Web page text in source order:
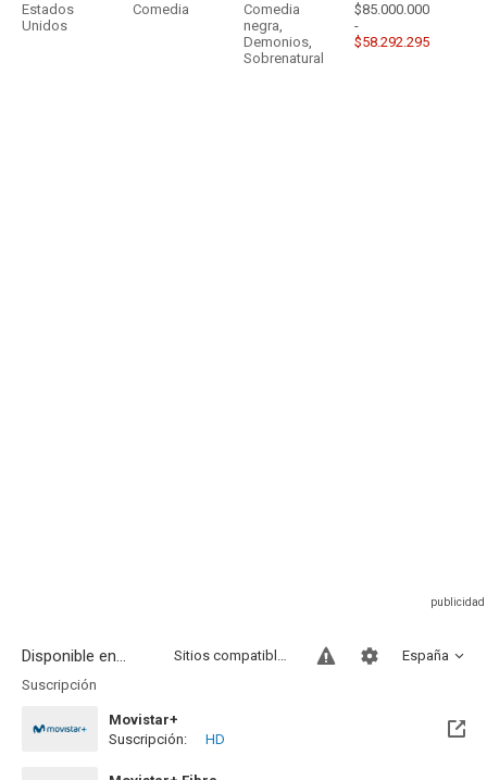
Estados
Unidos
Comedia
Comedia
negra,
Demonios,
Sobrenatural
$85.000.000
-
$58.292.295
Disponible en... España
Sitios compatibles
Suscripción
Movistar+
Disponible hasta el Jue, 31 Dic 2026 (Quedan 4 meses)
Suscripción: HD